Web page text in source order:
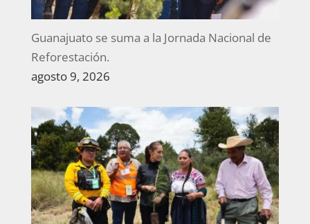
Guanajuato se suma a la Jornada Nacional de
Reforestación.
agosto 9, 2026